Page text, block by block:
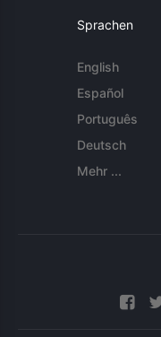
Sprachen
English
Español
Português
Deutsch
Mehr ...